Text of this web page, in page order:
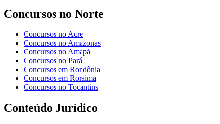
Concursos no Norte
Concursos no Acre
Concursos no Amazonas
Concursos no Amapá
Concursos no Pará
Concursos em Rondônia
Concursos em Roraima
Concursos no Tocantins
Conteúdo Jurídico